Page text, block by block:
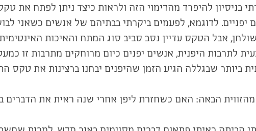
להיפרד מהדימוי הזה ולראות כיצד ניתן לפתח את
לדוגמא, לפעמים ביקרתי בבתיהם של אנשים כשאני
אבל הטקס עדיין נסב סביב סוג המתח והאיכות האינטימית
לתרבות היפנית, אנשים יפנים כיום מרוחקים מתרבות זו
ביותר שבגללה הגיע הזמן שהיפנים יבחנו ברצינות את טקס
מהזווית הבאה: האם כשחזרת ליפן אחרי שנה ראית את הדברים